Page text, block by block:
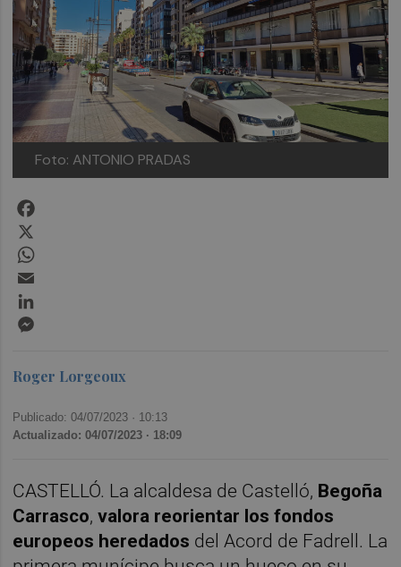
Foto: ANTONIO PRADAS
Roger Lorgeoux
Publicado: 04/07/2023 · 10:13
Actualizado: 04/07/2023 · 18:09
CASTELLÓ. La alcaldesa de Castelló, Begoña
Carrasco,valora reorientar los fondos
europeos heredados del Acord de Fadrell. La